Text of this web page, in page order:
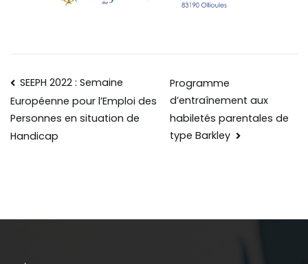
SEEPH 2022 : Semaine
Européenne pour l’Emploi des
Personnes en situation de
Handicap
Programme
d’entraînement aux
habiletés parentales de
type Barkley